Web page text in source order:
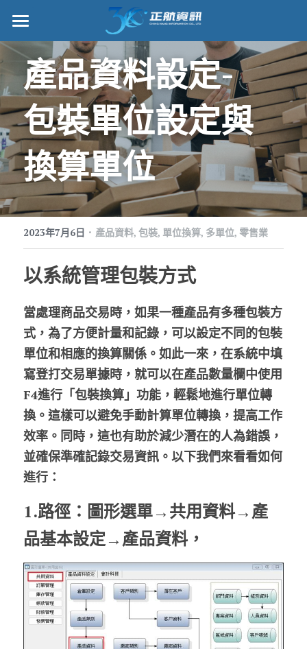
正航首頁
數位轉型
管理功能
標竿客戶
詢問/採購
客戶服務
正航願景
關於正航
工作機會
股東專區
ESG永續經營
隱私權政策指南
聯絡正航
搜索
產品資料設定-
包裝單位設定與
換算單位
2023年7月6日 · 產品資料, 包裝, 單位換算, 多單位, 零售業
以系統管理包裝方式
當處理商品交易時，如果一種產品有多種包裝方
式，為了方便計量和記錄，可以設定不同的包裝
單位和相應的換算關係。如此一來，在系統中填
寫登打交易單據時，就可以在產品數量欄中使用
F4進行「包裝換算」功能，輕鬆地進行單位轉
換。這樣可以避免手動計算單位轉換，提高工作
效率。同時，這也有助於減少潛在的人為錯誤，
並確保準確記錄交易資訊。以下我們來看看如何
進行：
1.路徑： 圖形選單→共用資料→產
品基本設定→產品資料，